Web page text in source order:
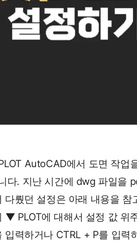
AutoCAD에서 도면 작업
다. 지난 시간에 dwg 파일을
다뤘던 설정은 아래 내용을
PLOT에 대해서 설정 값 위
입력하거나 CTRL + P를 입력